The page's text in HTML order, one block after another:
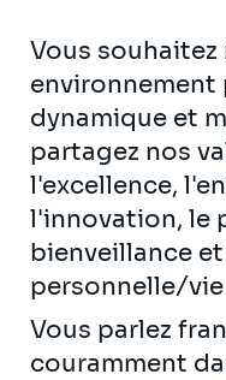
Vous
environnement
dynamique et
partagez nos
l'excellence,
l'innovation, le
bienveillance
personnelle/
Vous parlez
couramment